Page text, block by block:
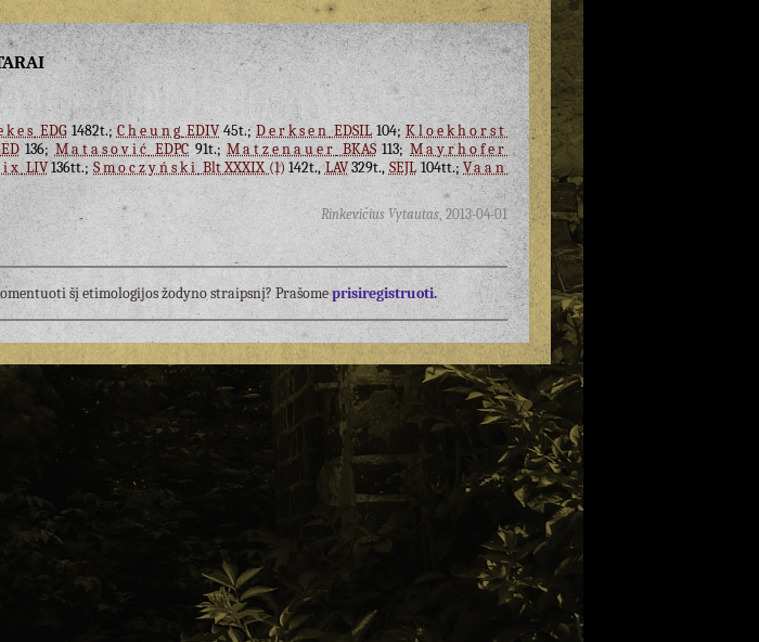
EDG1482t.;Cheung EDIV45t.;DerksenEDSIL104;Kloekhorst
136; Matasović EDPC91t.;Matzenauer BKAS113;Mayrhofer
LIV136tt.;Smoczyński Blt XXXIX (1) 142t.,LAV329t.,SEJL104tt.;Vaan
Rinkevičius Vytautas ,2013-04-01
šį etimologijos žodyno straipsnį? Prašomeprisiregistruoti.